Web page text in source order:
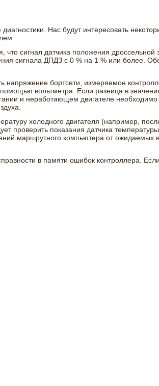
Нас будут интересовать
сигнал датчика положения дроссельной
сигнала ДПДЗ с 0 % на 1 % или более.
напряжение бортсети, измеряемое
вольтметра. Если разница в
и неработающем двигателе необходимо
холодного двигателя (например,
проверить показания датчика температуры
маршрутного компьютера от ожидаемых
в памяти ошибок контроллера. Если